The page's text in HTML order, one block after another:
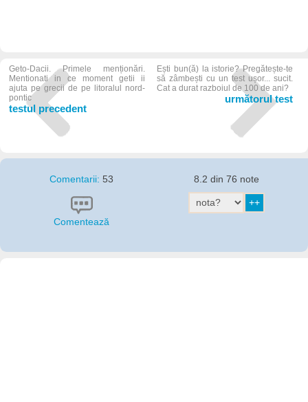
Geto-Dacii. Primele menționări.
Mentionati in ce moment getii ii
ajuta pe grecii de pe litoralul nord-
pontic
testul precedent
Ești bun(ă) la istorie? Pregătește-te
să zâmbești cu un test ușor... sucit.
Cat a durat razboiul de 100 de ani?
următorul test
Comentarii:53
Comentează
8.2 din 76 note